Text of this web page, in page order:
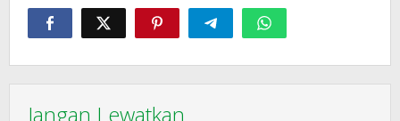
Jangan Lewatkan